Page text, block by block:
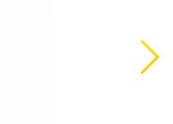
Next